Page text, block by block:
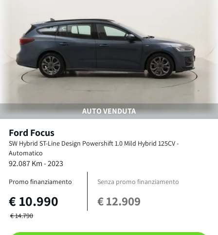
AUTO VENDUTA
Ford Focus
SW Hybrid ST-Line Design Powershift1.0 Mild Hybrid 125CV-
Automatico
92.087Km -2023
Promo finanziamento
€10.990
Senza promo finanziamento
€12.909
€14.790